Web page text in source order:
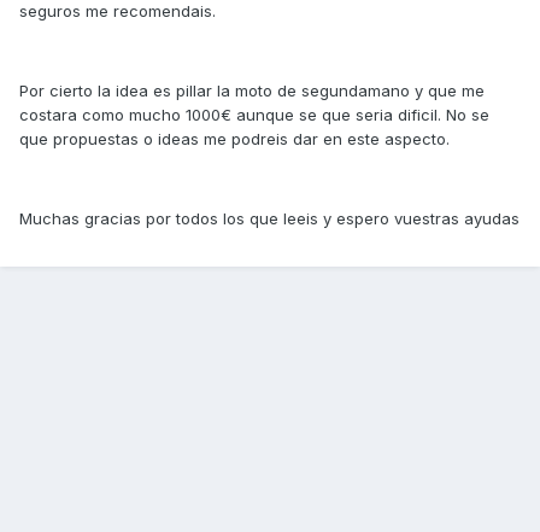
seguros me recomendais.
Por cierto la idea es pillar la moto de segundamano y que me
costara como mucho 1000€ aunque se que seria dificil. No se
que propuestas o ideas me podreis dar en este aspecto.
Muchas gracias por todos los que leeis y espero vuestras ayudas